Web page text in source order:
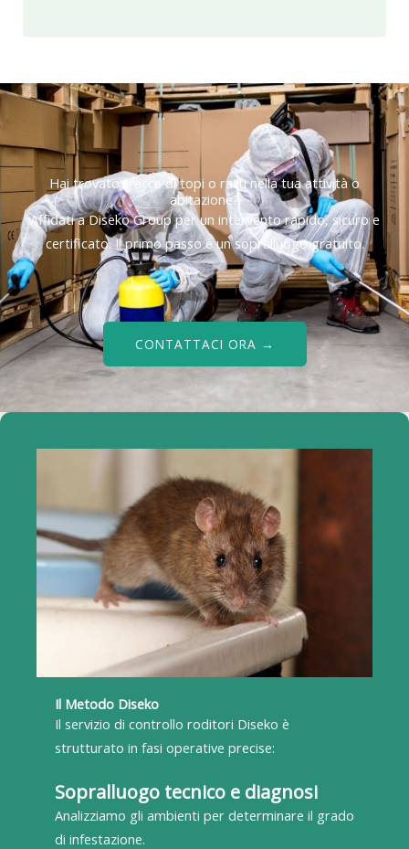
Hai trovato tracce di topi o ratti nella tua attività o
abitazione?
Affidati a Diseko Group per un intervento rapido, sicuro e
certificato. Il primo passo è un sopralluogo gratuito.
CONTATTACI ORA →
Il Metodo Diseko
Il servizio di controllo roditori Diseko è
strutturato in fasi operative precise:
Sopralluogo tecnico e diagnosi
Analizziamo gli ambienti per determinare il grado
di infestazione.